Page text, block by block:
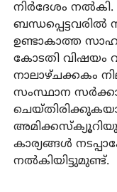
നിര്‍ദേശം നല്‍കി.
ഉണ്ടാകാത്ത
കോടതി വിഷയം
നാലാഴ്ചക്കകം
സംസ്ഥാന
കാര്യങ്ങള്‍
നല്‍കിയിട്ടുമുണ്ട്.